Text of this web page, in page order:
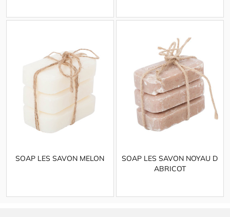
SOAP LES SAVON MELON
SOAP LES SAVON NOYAU D
ABRICOT